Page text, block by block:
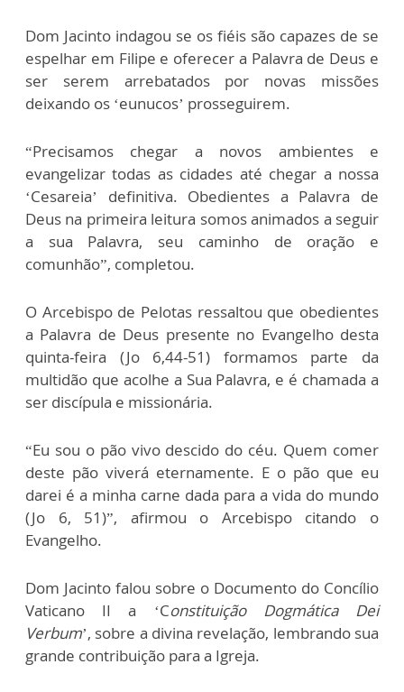
Dom Jacinto indagou se os fiéis são capazes de se
espelhar em Filipe e oferecer a Palavra de Deus e
ser serem arrebatados por novas missões
deixando os ‘eunucos’ prosseguirem.
“Precisamos chegar a novos ambientes e
evangelizar todas as cidades até chegar a nossa
‘Cesareia’ definitiva. Obedientes a Palavra de
Deus na primeira leitura somos animados a seguir
a sua Palavra, seu caminho de oração e
comunhão”, completou.
O Arcebispo de Pelotas ressaltou que obedientes
a Palavra de Deus presente no Evangelho desta
quinta-feira (Jo 6,44-51) formamos parte da
multidão que acolhe a Sua Palavra, e é chamada a
ser discípula e missionária.
“Eu sou o pão vivo descido do céu. Quem comer
deste pão viverá eternamente. E o pão que eu
darei é a minha carne dada para a vida do mundo
(Jo 6, 51)”, afirmou o Arcebispo citando o
Evangelho.
Dom Jacinto falou sobre o Documento do Concílio
Vaticano II a ‘Constituição Dogmática Dei
Verbum’, sobre a divina revelação, lembrando sua
grande contribuição para a Igreja.